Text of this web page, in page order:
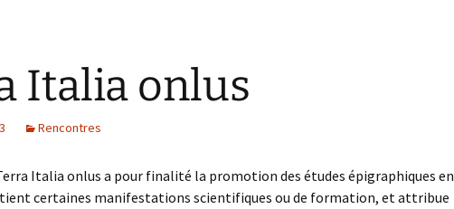
Italia onlus
Rencontres
Italia onlus a pour finalité la promotion des études épigraphiques en
certaines manifestations scientifiques ou de formation, et attribue